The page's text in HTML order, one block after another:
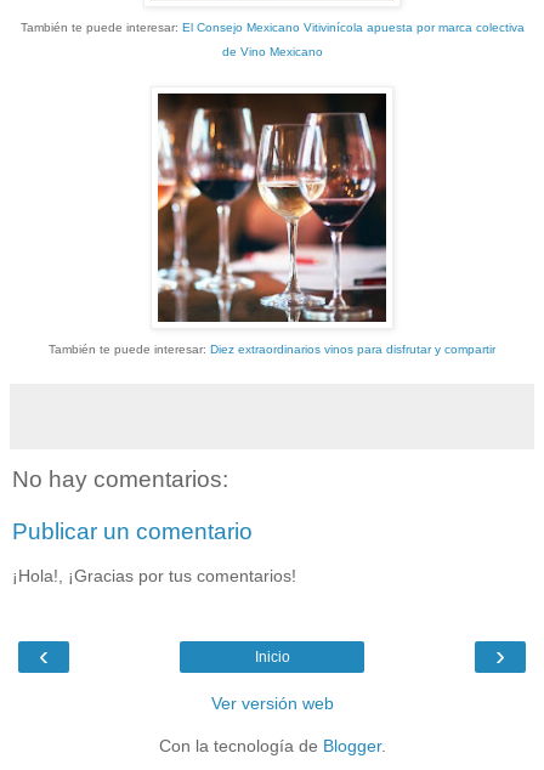
También te puede interesar: El Consejo Mexicano Vitivinícola apuesta por marca colectiva
de Vino Mexicano
También te puede interesar: Diez extraordinarios vinos para disfrutar y compartir
No hay comentarios:
Publicar un comentario
¡Hola!, ¡Gracias por tus comentarios!
‹ ›
Inicio
Ver versión web
Con la tecnología de Blogger.